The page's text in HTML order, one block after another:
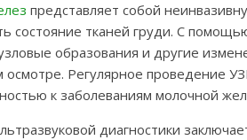
представляет собой
состояние тканей груди. С
образования и другие
осмотре. Регулярное проведение
к заболеваниям молочной
диагностики